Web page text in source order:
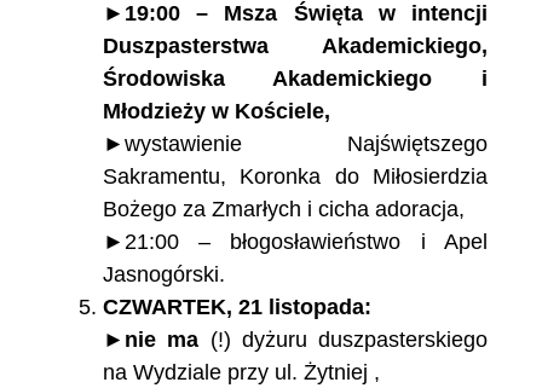
► 19:00 – Msza Święta w intencji
Duszpasterstwa Akademickiego,
Środowiska Akademickiego i
Młodzieży w Kościele,
►wystawienie Najświętszego
Sakramentu, Koronka do Miłosierdzia
Bożego za Zmarłych i cicha adoracja,
►21:00 – błogosławieństwo i Apel
Jasnogórski.
CZWARTEK, 21 listopada:
► nie ma (!) dyżuru duszpasterskiego
na Wydziale przy ul. Żytniej ,